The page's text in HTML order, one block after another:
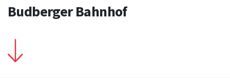
Budberger Bahnhof